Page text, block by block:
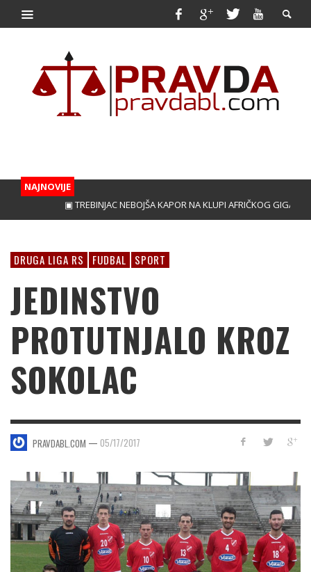
NAJNOVIJE
▣ TREBINJAC NEBOJŠA KAPOR NA KLUPI AFRIČKOG GIGANTA!
DRUGA LIGA RS FUDBAL SPORT
JEDINSTVO
PROTUTNJALO KROZ
SOKOLAC
PRAVDABL.COM — 05/17/2017